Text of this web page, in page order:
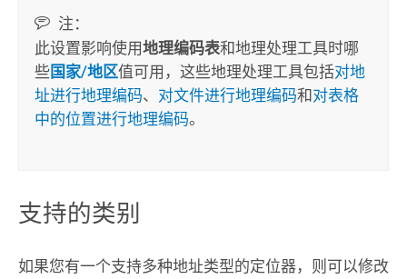
注：
此设置影响使用地理编码表和地理处理工具时哪
些国家/地区值可用，这些地理处理工具包括对地
址进行地理编码、 对文件进行地理编码和对表格
中的位置进行地理编码。
支持的类别
如果您有一个支持多种地址类型的定位器，则可以修改